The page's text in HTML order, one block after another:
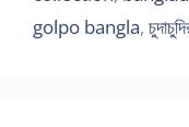
golpo bangla,